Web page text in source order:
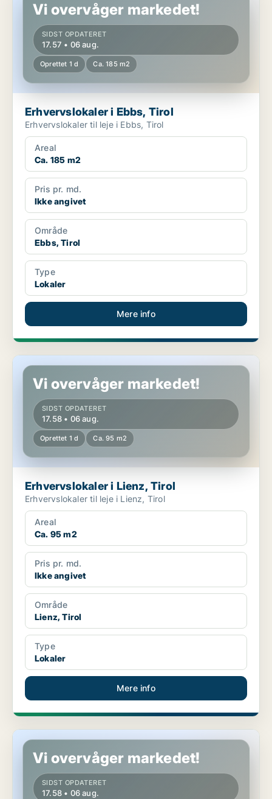
Vi overvåger markedet!
SIDST OPDATERET
17.57 • 06 aug.
Oprettet 1 d Ca. 185 m2
Erhvervslokaler i Ebbs, Tirol
Erhvervslokaler til leje i Ebbs, Tirol
Areal
Ca. 185 m2
Pris pr. md.
Ikke angivet
Område
Ebbs, Tirol
Type
Lokaler
Mere info
Erhvervslokaler i Lienz, Tirol
Vi overvåger markedet!
SIDST OPDATERET
17.58 • 06 aug.
Oprettet 1 d Ca. 95 m2
Erhvervslokaler i Lienz, Tirol
Erhvervslokaler til leje i Lienz, Tirol
Areal
Ca. 95 m2
Pris pr. md.
Ikke angivet
Område
Lienz, Tirol
Type
Lokaler
Mere info
Erhvervslokaler i Vils, Tirol
Vi overvåger markedet!
SIDST OPDATERET
17.58 • 06 aug.